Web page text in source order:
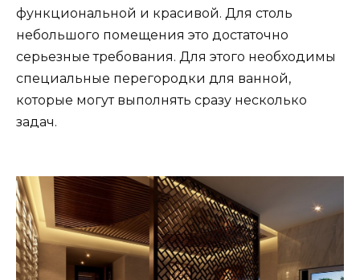
функциональной и красивой. Для столь
небольшого помещения это достаточно
серьезные требования. Для этого необходимы
специальные перегородки для ванной,
которые могут выполнять сразу несколько
задач.